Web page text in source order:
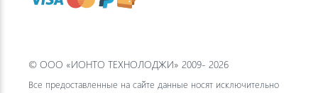
© ООО «ИОНТО ТЕХНОЛОДЖИ» 2009- 2026
Все предоставленные на сайте данные носят исключительно